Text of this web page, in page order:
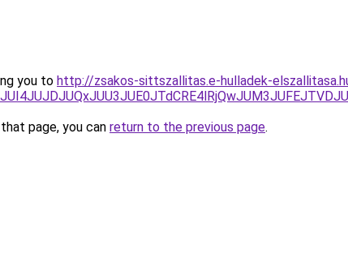
you to http://zsakos-sittszallitas.e-hulladek-
page, you can return to the previous page.